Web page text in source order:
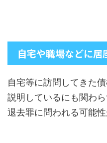
自宅や職場などに居
自宅等に訪問してきた
説明しているにも関わ
退去罪に問われる可能性